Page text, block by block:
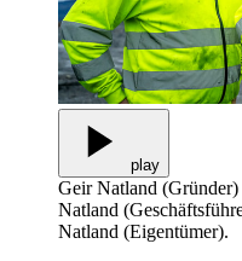
play
Geir Natland
Natland
Natland (Eigentümer).